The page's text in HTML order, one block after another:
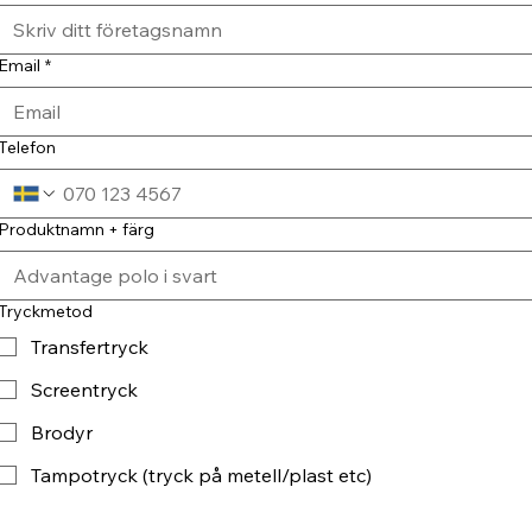
*
+ färg
Transfertryck
Screentryck
Brodyr
Tampotryck (tryck på metell/plast etc)